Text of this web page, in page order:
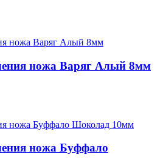
ножа Варяг Алый 8мм
ножа Буффало